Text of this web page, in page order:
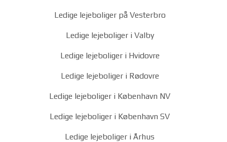
Ledige lejeboliger på Vesterbro
Ledige lejeboliger i Valby
Ledige lejeboliger i Hvidovre
Ledige lejeboliger i Rødovre
Ledige lejeboliger i København NV
Ledige lejeboliger i København SV
Ledige lejeboliger i Århus